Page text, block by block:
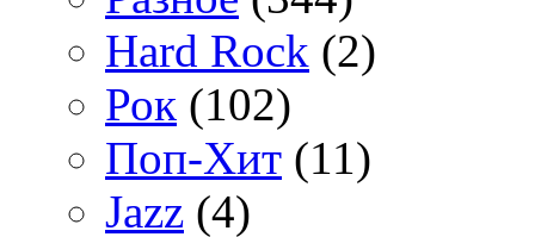
Hard Rock (2)
Рок (102)
Поп-Хит (11)
Jazz (4)